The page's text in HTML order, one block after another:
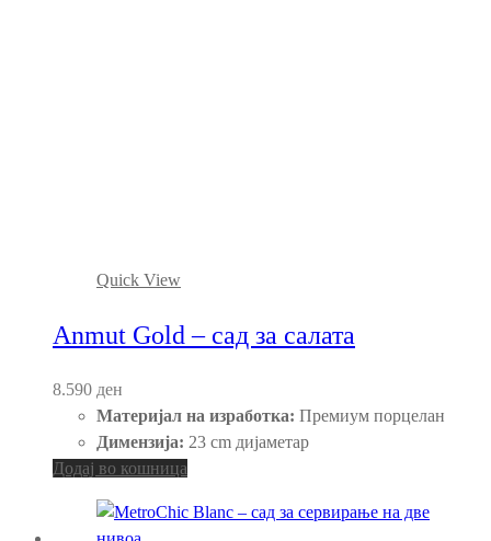
Quick View
Anmut Gold – сад за салата
8.590 ден
Материјал на изработка: Премиум порцелан
Димензија: 23 cm дијаметар
Додај во кошница